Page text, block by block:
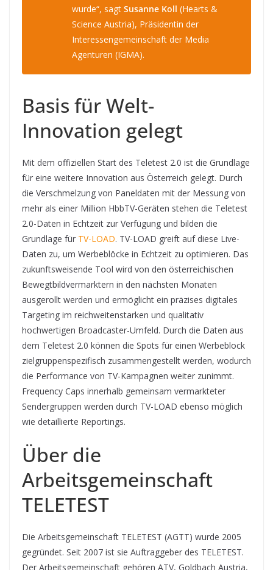
wurde“, sagt Susanne Koll (Hearts &
Science Austria), Präsidentin der
Interessengemeinschaft der Media
Agenturen (IGMA).
Basis für Welt-
Innovation gelegt
Mit dem offiziellen Start des Teletest 2.0 ist die Grundlage
für eine weitere Innovation aus Österreich gelegt. Durch
die Verschmelzung von Paneldaten mit der Messung von
mehr als einer Million HbbTV-Geräten stehen die Teletest
2.0-Daten in Echtzeit zur Verfügung und bilden die
Grundlage für TV-LOAD. TV-LOAD greift auf diese Live-
Daten zu, um Werbeblöcke in Echtzeit zu optimieren. Das
zukunftsweisende Tool wird von den österreichischen
Bewegtbildvermarktern in den nächsten Monaten
ausgerollt werden und ermöglicht ein präzises digitales
Targeting im reichweitenstarken und qualitativ
hochwertigen Broadcaster-Umfeld. Durch die Daten aus
dem Teletest 2.0 können die Spots für einen Werbeblock
zielgruppenspezifisch zusammengestellt werden, wodurch
die Performance von TV-Kampagnen weiter zunimmt.
Frequency Caps innerhalb gemeinsam vermarkteter
Sendergruppen werden durch TV-LOAD ebenso möglich
wie detaillierte Reportings.
Über die
Arbeitsgemeinschaft
TELETEST
Die Arbeitsgemeinschaft TELETEST (AGTT) wurde 2005
gegründet. Seit 2007 ist sie Auftraggeber des TELETEST.
Der Arbeitsgemeinschaft gehören ATV, Goldbach Austria,